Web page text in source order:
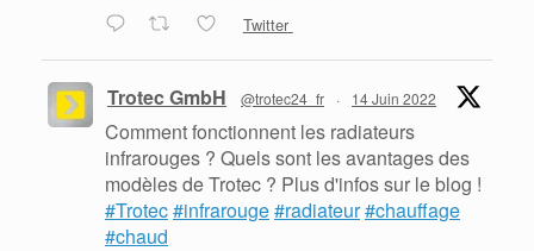
Twitter
Trotec GmbH @trotec24_fr · 14 Juin 2022
Comment fonctionnent les radiateurs
infrarouges ? Quels sont les avantages des
modèles de Trotec ? Plus d'infos sur le blog !
#Trotec#infrarouge#radiateur#chauffage
#chaud